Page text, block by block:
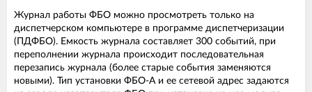
Журнал работы ФБО можно просмотреть только на
диспетчерском компьютере в программе диспетчеризации
(ПДФБО). Емкость журнала составляет 300 событий, при
переполнении журнала происходит последовательная
перезапись журнала (более старые события заменяются
новыми). Тип установки ФБО-А и ее сетевой адрес задаются